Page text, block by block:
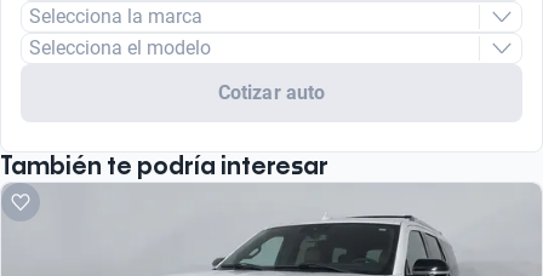
Selecciona la marca
Selecciona el modelo
Cotizar auto
También te podría interesar